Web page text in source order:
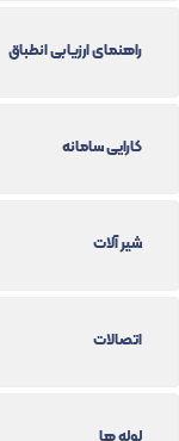
راهنمای ارزیابی انطباق
کارایی سامانه
شیر آلات
اتصالات
لوله ها